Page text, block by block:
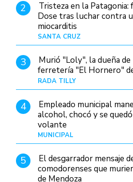
2
Tristeza en la Patagonia:
Dose tras luchar contra
miocarditis
SANTA CRUZ
3
Murió "Loly", la dueña
ferretería "El Hornero"
RADA TILLY
4
Empleado municipal
alcohol, chocó y se
volante
MUNICIPAL
5
El desgarrador mensaje
comodorenses que
de Mendoza